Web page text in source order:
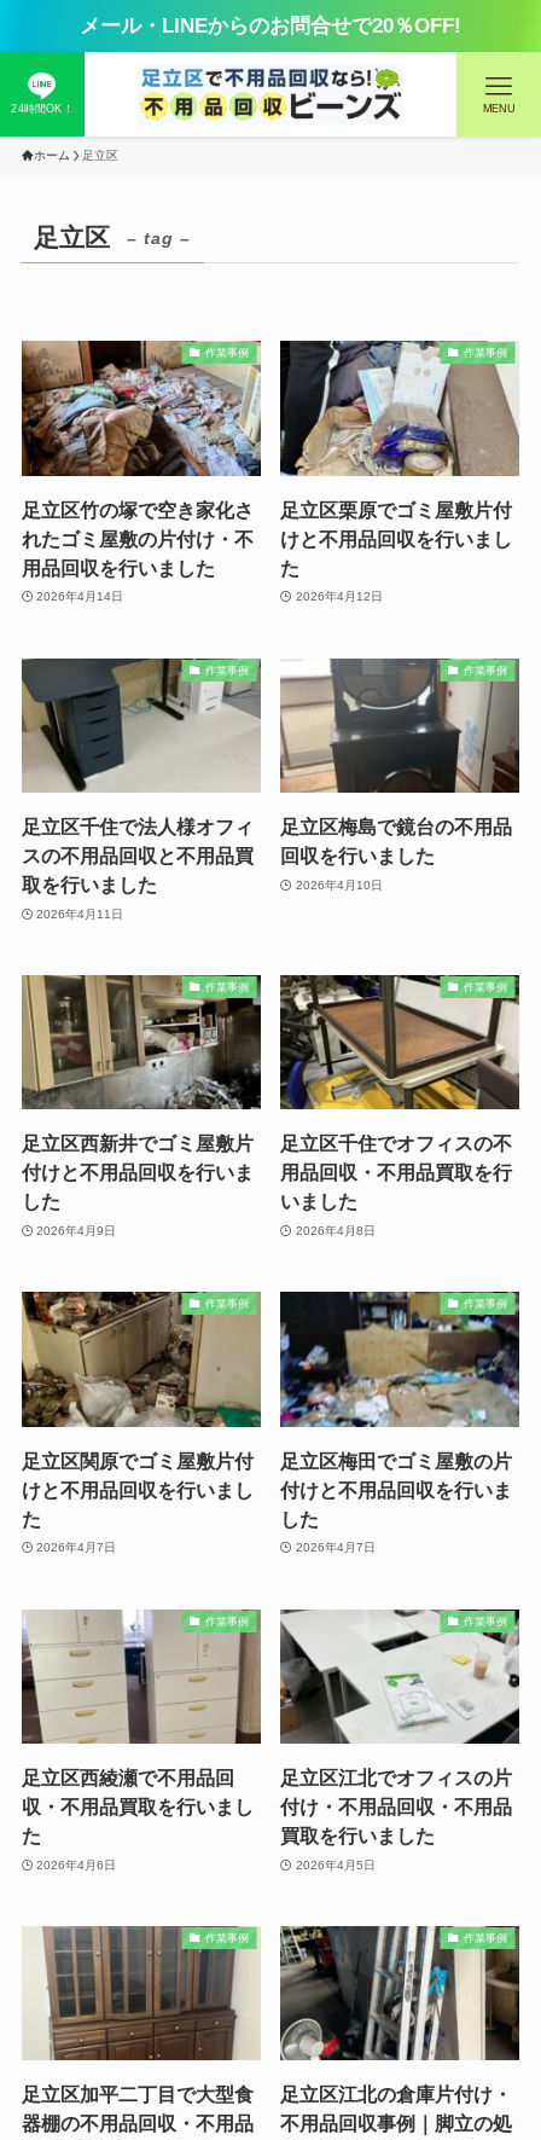
メール・LINEからのお問合せで20％OFF!
24時間OK！ MENU
ホーム 足立区
足立区 – tag –
作業事例
足立区竹の塚で空き家化さ
れたゴミ屋敷の片付け・不
用品回収を行いました
2026年4月14日
作業事例
足立区栗原でゴミ屋敷片付
けと不用品回収を行いまし
た
2026年4月12日
作業事例
足立区千住で法人様オフィ
スの不用品回収と不用品買
取を行いました
2026年4月11日
作業事例
足立区梅島で鏡台の不用品
回収を行いました
2026年4月10日
作業事例
足立区西新井でゴミ屋敷片
付けと不用品回収を行いま
した
2026年4月9日
作業事例
足立区千住でオフィスの不
用品回収・不用品買取を行
いました
2026年4月8日
作業事例
足立区関原でゴミ屋敷片付
けと不用品回収を行いまし
た
2026年4月7日
作業事例
足立区梅田でゴミ屋敷の片
付けと不用品回収を行いま
した
2026年4月7日
作業事例
足立区西綾瀬で不用品回
収・不用品買取を行いまし
た
2026年4月6日
作業事例
足立区江北でオフィスの片
付け・不用品回収・不用品
買取を行いました
2026年4月5日
作業事例
足立区加平二丁目で大型食
器棚の不用品回収・不用品
作業事例
足立区江北の倉庫片付け・
不用品回収事例｜脚立の処